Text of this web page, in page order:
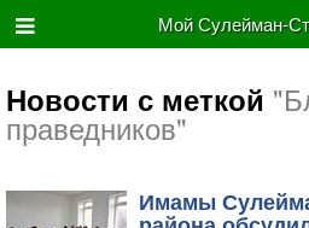
Мой Сулейман-
Новости с меткой
праведников"
​Имамы